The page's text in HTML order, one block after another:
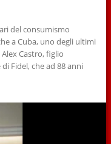
del consumismo
a Cuba, uno degli ultimi
Castro, figlio
Fidel, che ad 88 anni